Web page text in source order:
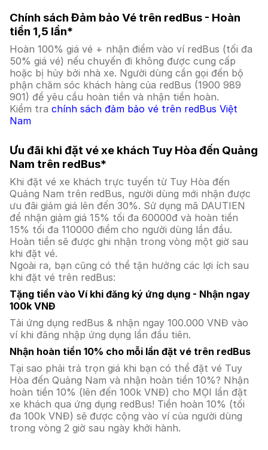
Chính sách Đảm bảo Vé trên redBus - Hoàn
tiền 1,5 lần*
Hoàn 100% giá vé + nhận điểm vào ví redBus (tối đa
50% giá vé) nếu chuyến đi không được cung cấp
hoặc bị hủy bởi nhà xe. Người dùng cần gọi đến bộ
phận chăm sóc khách hàng của redBus (1900 989
901) để yêu cầu hoàn tiền và nhận tiền hoàn.
Kiểm tra chính sách đảm bảo vé trên redBus Việt
Nam
Ưu đãi khi đặt vé xe khách Tuy Hòa đến Quảng
Nam trên redBus*
Khi đặt vé xe khách trực tuyến từ Tuy Hòa đến
Quảng Nam trên redBus, người dùng mới nhận được
ưu đãi giảm giá lên đến 30%. Sử dụng mã DAUTIEN
để nhận giảm giá 15% tối đa 60000đ và hoàn tiền
15% tối đa 110000 điểm cho người dùng lần đầu.
Hoàn tiền sẽ được ghi nhận trong vòng một giờ sau
khi đặt vé.
Ngoài ra, bạn cũng có thể tận hưởng các lợi ích sau
khi đặt vé trên redBus:
Tặng tiền vào Ví khi đăng ký ứng dụng - Nhận ngay
100k VNĐ
Tải ứng dụng redBus & nhận ngay 100.000 VNĐ vào
ví khi đăng nhập ứng dụng lần đầu tiên.
Nhận hoàn tiền 10% cho mỗi lần đặt vé trên redBus
Tại sao phải trả trọn giá khi bạn có thể đặt vé Tuy
Hòa đến Quảng Nam và nhận hoàn tiền 10%? Nhận
hoàn tiền 10% (lên đến 100k VNĐ) cho MỌI lần đặt
xe khách qua ứng dụng redBus! Tiền hoàn 10% (tối
đa 100k VNĐ) sẽ được cộng vào ví của người dùng
trong vòng 2 giờ sau ngày khởi hành.